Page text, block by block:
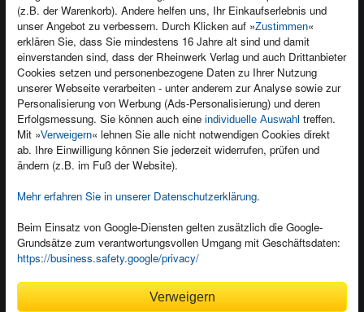
(z.B. der Warenkorb). Andere helfen uns, Ihr Einkaufserlebnis und
unser Angebot zu verbessern. Durch Klicken auf »Zustimmen«
erklären Sie, dass Sie mindestens 16 Jahre alt sind und damit
einverstanden sind, dass der Rheinwerk Verlag und auch Drittanbieter
Cookies setzen und personenbezogene Daten zu Ihrer Nutzung
unserer Webseite verarbeiten - unter anderem zur Analyse sowie zur
Personalisierung von Werbung (Ads-Personalisierung) und deren
Erfolgsmessung. Sie können auch eine individuelle Auswahl treffen.
Mit »Verweigern« lehnen Sie alle nicht notwendigen Cookies direkt
ab. Ihre Einwilligung können Sie jederzeit widerrufen, prüfen und
ändern (z.B. im Fuß der Website).
Mehr erfahren Sie in unserer Datenschutzerklärung.
Beim Einsatz von Google-Diensten gelten zusätzlich die Google-
Grundsätze zum verantwortungsvollen Umgang mit Geschäftsdaten:
https://business.safety.google/privacy/
Verweigern
Kontakt
Newsletter
Für Unternehmen
Presseservice
Dozentenservice
Produktfeedback
Foreign Rights
Ein Buch schreiben
Kundenservice
Wir sind gerne für Sie da!
service@rheinwerk-verlag.de